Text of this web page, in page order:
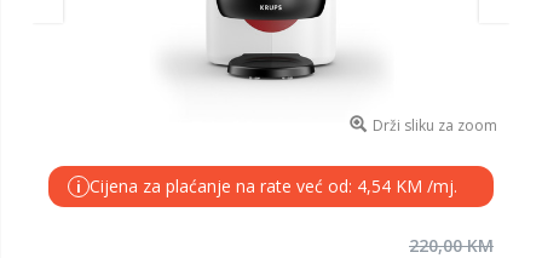
Drži sliku za zoom
i Cijena za plaćanje na rate već od: 4,54 KM /mj.
220,00 KM